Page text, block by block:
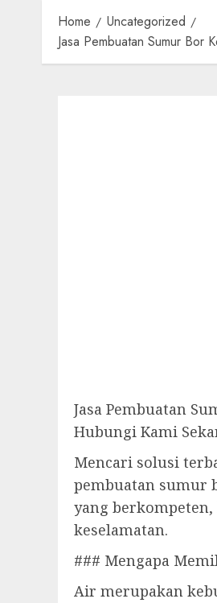
Home
Uncategorized
Jasa Pembuatan Sumur
Jasa Pembuatan
Hubungi Kami
Mencari solusi
pembuatan sumur
yang
keselamatan.
### Mengapa
Air merupakan